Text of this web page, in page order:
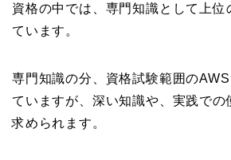
資格の中では、専門知識として上位
ています。
専門知識の分、資格試験範囲の
ていますが、深い知識や、実践での
求められます。